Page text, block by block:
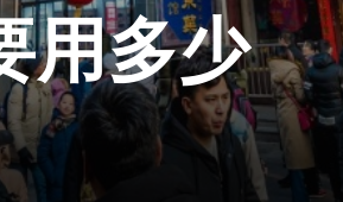
用多少